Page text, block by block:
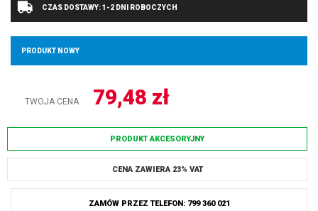
CZAS DOSTAWY: 1-2 DNI ROBOCZYCH
PRODUKT NOWY
TWOJA CENA 79,48 zł
PRODUKT AKCESORYJNY
CENA ZAWIERA 23% VAT
ZAMÓW PRZEZ TELEFON: 799 360 021